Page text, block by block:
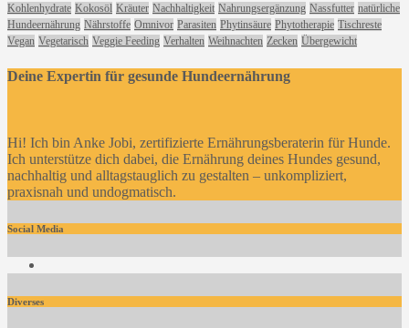
Kohlenhydrate Kokosöl Kräuter Nachhaltigkeit Nahrungsergänzung Nassfutter natürliche
Hundeernährung Nährstoffe Omnivor Parasiten Phytinsäure Phytotherapie Tischreste
Vegan Vegetarisch Veggie Feeding Verhalten Weihnachten Zecken Übergewicht
Deine Expertin für gesunde Hundeernährung
Hi! Ich bin Anke Jobi, zertifizierte Ernährungsberaterin für Hunde.
Ich unterstütze dich dabei, die Ernährung deines Hundes gesund,
nachhaltig und alltagstauglich zu gestalten – unkompliziert,
praxisnah und undogmatisch.
Social Media
Diverses